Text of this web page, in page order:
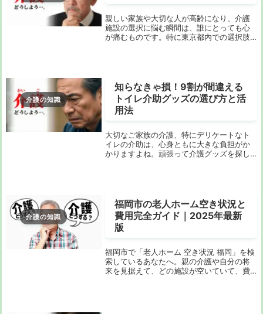
親しい家族や大切な人が高齢になり、介護
施設の選択に悩む瞬間は、誰にとっても心
が痛むものです。特に東京都内での選択肢
介護の知識
知らなきゃ損！9割が間違える
トイレ介助グッズの選び方と活
用法
大切なご家族の介護、特にデリケートなト
イレの介助は、心身ともに大きな負担がか
かりますよね。頑張って介護グッズを探し
介護の知識
福岡市の老人ホーム空き状況と
費用完全ガイド｜2025年最新
版
福岡市で「老人ホーム 空き状況 福岡」を検
索しているあなたへ。親の介護や自分の将
来を見据えて、どの施設が空いていて、費